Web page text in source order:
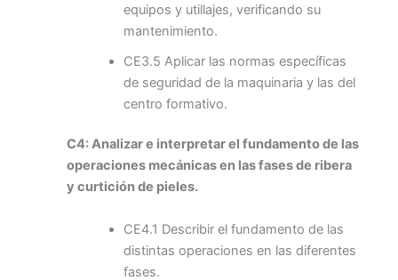
equipos y utillajes, verificando su
mantenimiento.
CE3.5 Aplicar las normas específicas
de seguridad de la maquinaria y las del
centro formativo.
C4: Analizar e interpretar el fundamento de las
operaciones mecánicas en las fases de ribera
y curtición de pieles.
CE4.1 Describir el fundamento de las
distintas operaciones en las diferentes
fases.